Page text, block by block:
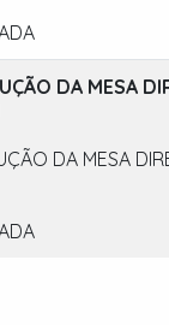
DA MESA
DA MESA